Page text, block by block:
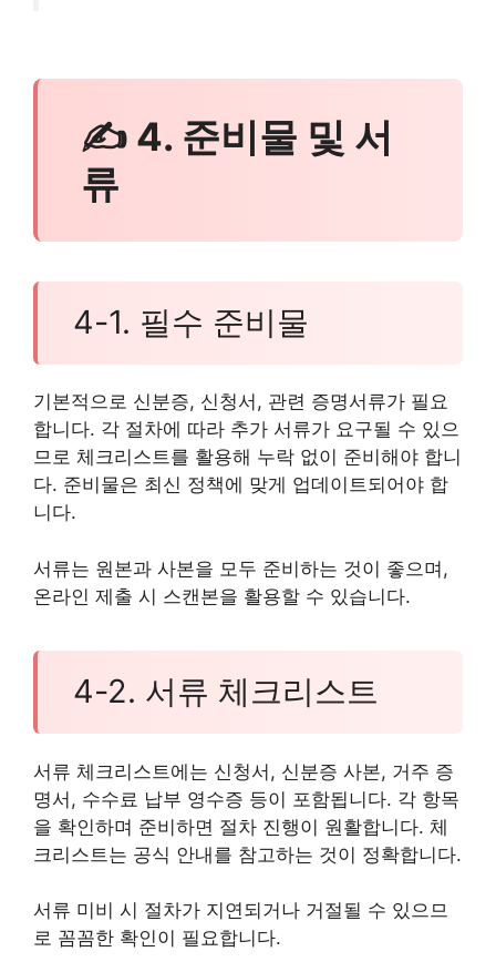
✍ 4. 준비물 및 서
류
4-1. 필수 준비물
기본적으로 신분증, 신청서, 관련 증명서류가 필요
합니다. 각 절차에 따라 추가 서류가 요구될 수 있으
므로 체크리스트를 활용해 누락 없이 준비해야 합니
다. 준비물은 최신 정책에 맞게 업데이트되어야 합
니다.
서류는 원본과 사본을 모두 준비하는 것이 좋으며,
온라인 제출 시 스캔본을 활용할 수 있습니다.
4-2. 서류 체크리스트
서류 체크리스트에는 신청서, 신분증 사본, 거주 증
명서, 수수료 납부 영수증 등이 포함됩니다. 각 항목
을 확인하며 준비하면 절차 진행이 원활합니다. 체
크리스트는 공식 안내를 참고하는 것이 정확합니다.
서류 미비 시 절차가 지연되거나 거절될 수 있으므
로 꼼꼼한 확인이 필요합니다.